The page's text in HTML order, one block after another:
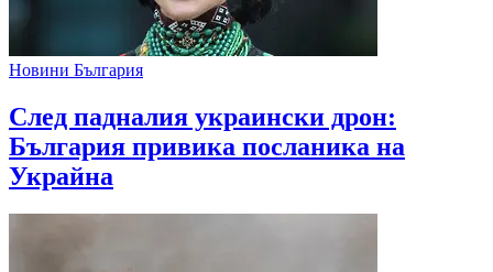
Новини България
След падналия украински дрон:
България привика посланика на
Украйна